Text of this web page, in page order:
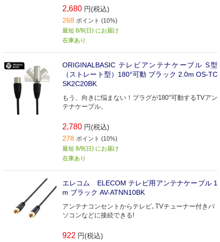
2,680 円(税込)
268 ポイント (10%)
最短 8/9(日) にお届け
在庫あり
ORIGINALBASIC テレビアンテナケーブル S型
（ストレート型）180°可動 ブラック 2.0m OS-TC
SK2C20BK
もう、向きに悩まない！プラグが180°可動するTVアン
テナケーブル。
2,780 円(税込)
278 ポイント (10%)
最短 8/9(日) にお届け
在庫あり
エレコム ELECOM テレビ用アンテナケーブル 1
m ブラック AV-ATNN10BK
アンテナコンセントからテレビ､TVチューナー付きパ
ソコンなどに接続できる!
922 円(税込)